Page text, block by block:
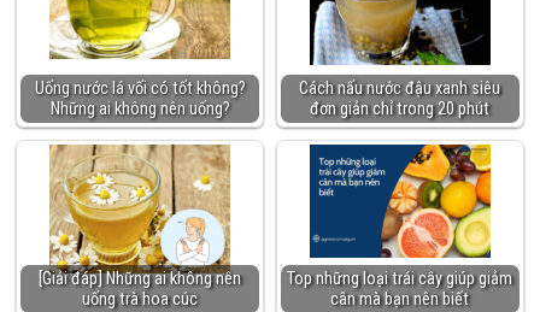
Uống nước lá vối có tốt không?
Những ai không nên uống?
Cách nấu nước đậu xanh siêu
đơn giản chỉ trong 20 phút
[Giải đáp] Những ai không nên
uống trà hoa cúc
Top những loại trái cây giúp giảm
cân mà bạn nên biết